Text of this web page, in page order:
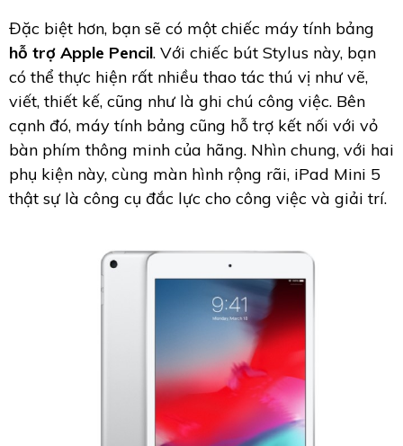
Đặc biệt hơn, bạn sẽ có một chiếc máy tính bảng
hỗ trợ Apple Pencil. Với chiếc bút Stylus này, bạn
có thể thực hiện rất nhiều thao tác thú vị như vẽ,
viết, thiết kế, cũng như là ghi chú công việc. Bên
cạnh đó, máy tính bảng cũng hỗ trợ kết nối với vỏ
bàn phím thông minh của hãng. Nhìn chung, với hai
phụ kiện này, cùng màn hình rộng rãi, iPad Mini 5
thật sự là công cụ đắc lực cho công việc và giải trí.